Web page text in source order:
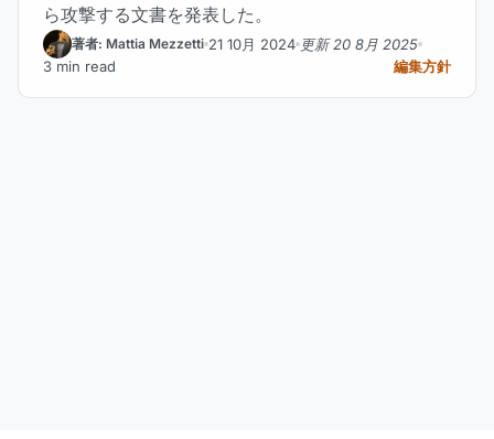
ら攻撃する文書を発表した。
著者: Mattia Mezzetti 21 10月 2024 更新 20 8月 2025
3 min read
編集方針